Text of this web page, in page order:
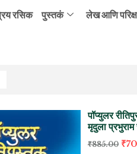
रसिक पुस्तकं लेख आणि
पॉप्युलर
मृदुला प्रभुराम
₹885.00 ₹